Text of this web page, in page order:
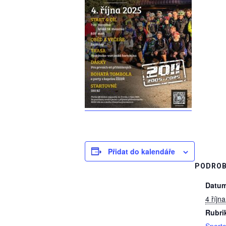
Přidat do kalendáře
4